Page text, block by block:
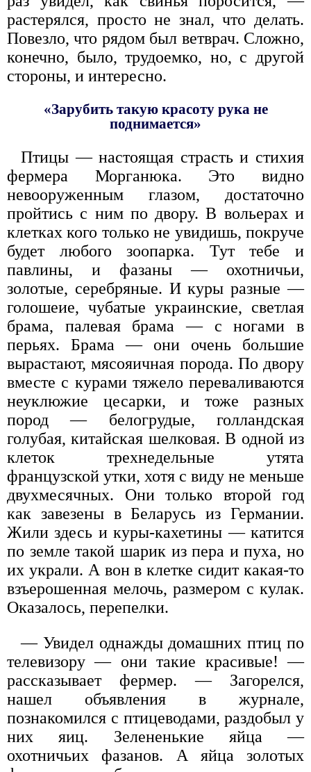
растерялся, просто не знал, что делать.
Повезло, что рядом был ветврач. Сложно,
конечно, было, трудоемко, но, с другой
стороны, и интересно.
«Зарубить такую красоту рука не
поднимается»
Птицы — настоящая страсть и стихия
фермера Морганюка. Это видно
невооруженным глазом, достаточно
пройтись с ним по двору. В вольерах и
клетках кого только не увидишь, покруче
будет любого зоопарка. Тут тебе и
павлины, и фазаны — охотничьи,
золотые, серебряные. И куры разные —
голошеие, чубатые украинские, светлая
брама, палевая брама — с ногами в
перьях. Брама — они очень большие
вырастают, мясояичная порода. По двору
вместе с курами тяжело переваливаются
неуклюжие цесарки, и тоже разных
пород — белогрудые, голландская
голубая, китайская шелковая. В одной из
клеток трехнедельные утята
французской утки, хотя с виду не меньше
двухмесячных. Они только второй год
как завезены в Беларусь из Германии.
Жили здесь и куры-кахетины — катится
по земле такой шарик из пера и пуха, но
их украли. А вон в клетке сидит какая-то
взъерошенная мелочь, размером с кулак.
Оказалось, перепелки.
— Увидел однажды домашних птиц по
телевизору — они такие красивые! —
рассказывает фермер. — Загорелся,
нашел объявления в журнале,
познакомился с птицеводами, раздобыл у
них яиц. Зелененькие яйца —
охотничьих фазанов. А яйца золотых